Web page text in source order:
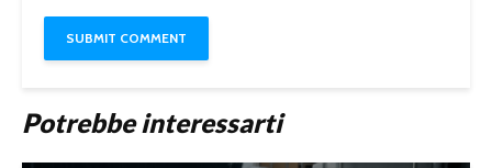
Potrebbe interessarti